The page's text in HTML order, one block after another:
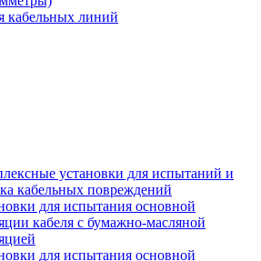
кабельных линий
установки для испытаний и
кабельных повреждений
для испытания основной
кабеля с бумажно-масляной
для испытания основной